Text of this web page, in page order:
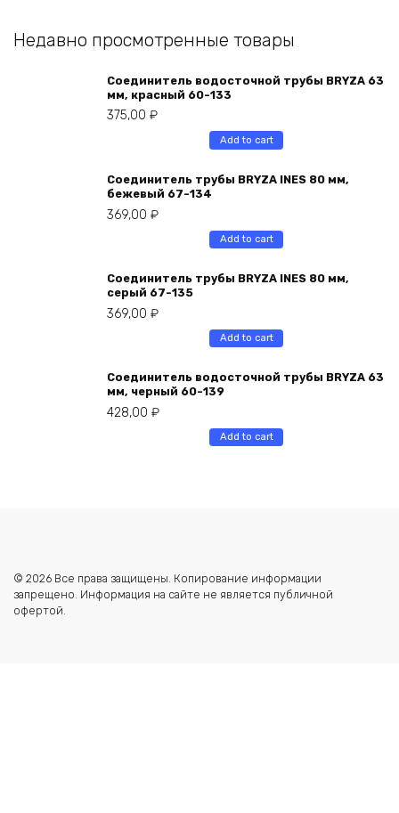
Недавно просмотренные товары
Соединитель водосточной трубы BRYZA 63
мм, краcный 60-133
375,00 ₽
Add to cart
Соединитель трубы BRYZA INES 80 мм,
бежевый 67-134
369,00 ₽
Add to cart
Соединитель трубы BRYZA INES 80 мм,
серый 67-135
369,00 ₽
Add to cart
Соединитель водосточной трубы BRYZA 63
мм, черный 60-139
428,00 ₽
Add to cart
© 2026 Все права защищены. Копирование информации
запрещено. Информация на сайте не является публичной
офертой.